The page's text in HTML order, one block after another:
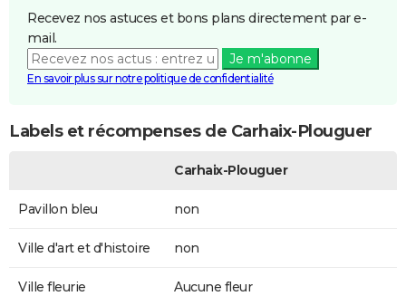
Recevez nos astuces et bons plans directement par e-
mail.
Je m'abonne
En savoir plus sur notre politique de confidentialité
Labels et récompenses de Carhaix-Plouguer
Carhaix-Plouguer
Pavillon bleu non
Ville d'art et d'histoire non
Ville fleurie Aucune fleur